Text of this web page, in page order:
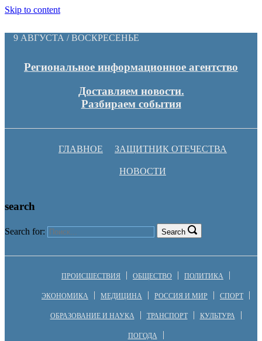
Skip to content
9 АВГУСТА / ВОСКРЕСЕНЬЕ
Региональное информационное агентство
Доставляем новости.
Разбираем события
ГЛАВНОЕ ЗАЩИТНИК ОТЕЧЕСТВА
НОВОСТИ
search
Search for: Search
ПРОИСШЕСТВИЯ ОБЩЕСТВО ПОЛИТИКА
ЭКОНОМИКА МЕДИЦИНА РОССИЯ И МИР СПОРТ
ОБРАЗОВАНИЕ И НАУКА ТРАНСПОРТ КУЛЬТУРА
ПОГОДА